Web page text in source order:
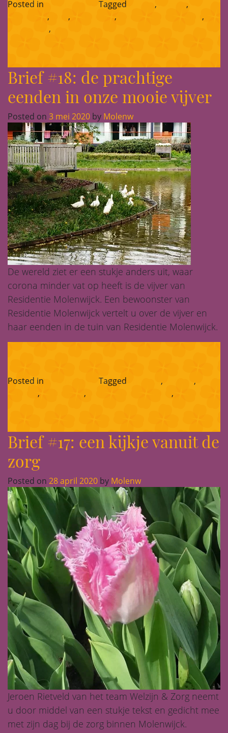
Posted in Tagged ,
,
, , ,
,
,
Brief #18: de prachtige
eenden in onze mooie vijver
Posted on 3 mei 2020 by Molenw
De wereld ziet er een stukje anders uit, waar
corona minder vat op heeft is de vijver van
Residentie Molenwijck. Een bewoonster van
Residentie Molenwijck vertelt u over de vijver en
haar eenden in de tuin van Residentie Molenwijck.
Posted in Tagged ,
,
, , ,
Brief #17: een kijkje vanuit de
zorg
Posted on 28 april 2020 by Molenw
Jeroen Rietveld van het team Welzijn & Zorg neemt
u door middel van een stukje tekst en gedicht mee
met zijn dag bij de zorg binnen Molenwijck.